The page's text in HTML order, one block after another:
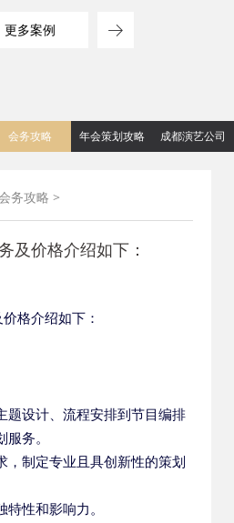
更多案例
会务攻略 年会策划攻略 成都演艺公司
务攻略 >
及价格介绍如下：
格介绍如下：
题设计、流程安排到节目编排
务。
，制定专业且具创新性的策划
性和影响力。